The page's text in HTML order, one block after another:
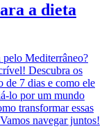
a dieta
pelo Mediterrâneo?
Descubra os
de 7 dias e como ele
lo por um mundo
transformar essas
navegar juntos!